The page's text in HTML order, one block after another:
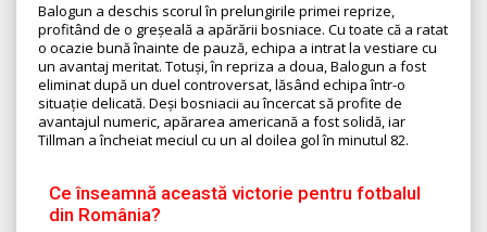
Balogun a deschis scorul în prelungirile primei reprize,
profitând de o greșeală a apărării bosniace. Cu toate că a ratat
o ocazie bună înainte de pauză, echipa a intrat la vestiare cu
un avantaj meritat. Totuși, în repriza a doua, Balogun a fost
eliminat după un duel controversat, lăsând echipa într-o
situație delicată. Deși bosniacii au încercat să profite de
avantajul numeric, apărarea americană a fost solidă, iar
Tillman a încheiat meciul cu un al doilea gol în minutul 82.
Ce înseamnă această victorie pentru fotbalul
din România?